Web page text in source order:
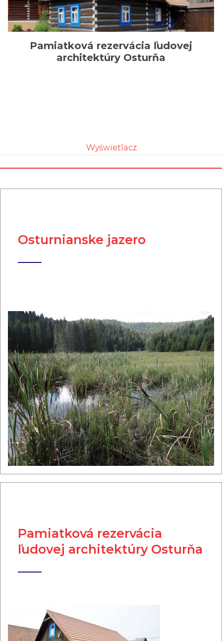
Pamiatková rezervácia ľudovej
architektúry Osturňa
Wyświetlacz
Osturnianske jazero
Pamiatková rezervácia
ľudovej architektúry Osturňa